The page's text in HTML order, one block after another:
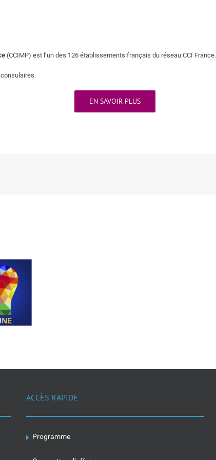
(CCIMP) est l’un des 126 établissements français du réseau CCI France.
.
EN SAVOIR PLUS
ACCÈS RAPIDE
Programme